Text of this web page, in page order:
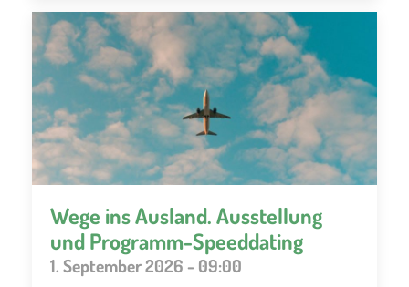
Wege ins Ausland. Ausstellung
und Programm-Speeddating
1. September 2026 - 09:00